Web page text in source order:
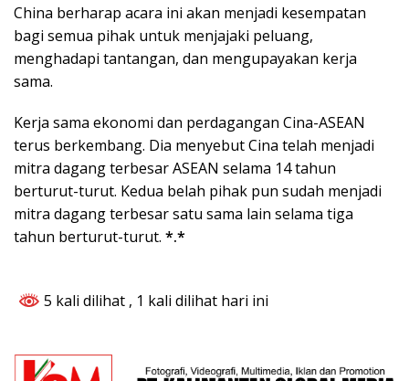
China berharap acara ini akan menjadi kesempatan
bagi semua pihak untuk menjajaki peluang,
menghadapi tantangan, dan mengupayakan kerja
sama.
Kerja sama ekonomi dan perdagangan Cina-ASEAN
terus berkembang. Dia menyebut Cina telah menjadi
mitra dagang terbesar ASEAN selama 14 tahun
berturut-turut. Kedua belah pihak pun sudah menjadi
mitra dagang terbesar satu sama lain selama tiga
tahun berturut-turut. *.*
5 kali dilihat , 1 kali dilihat hari ini